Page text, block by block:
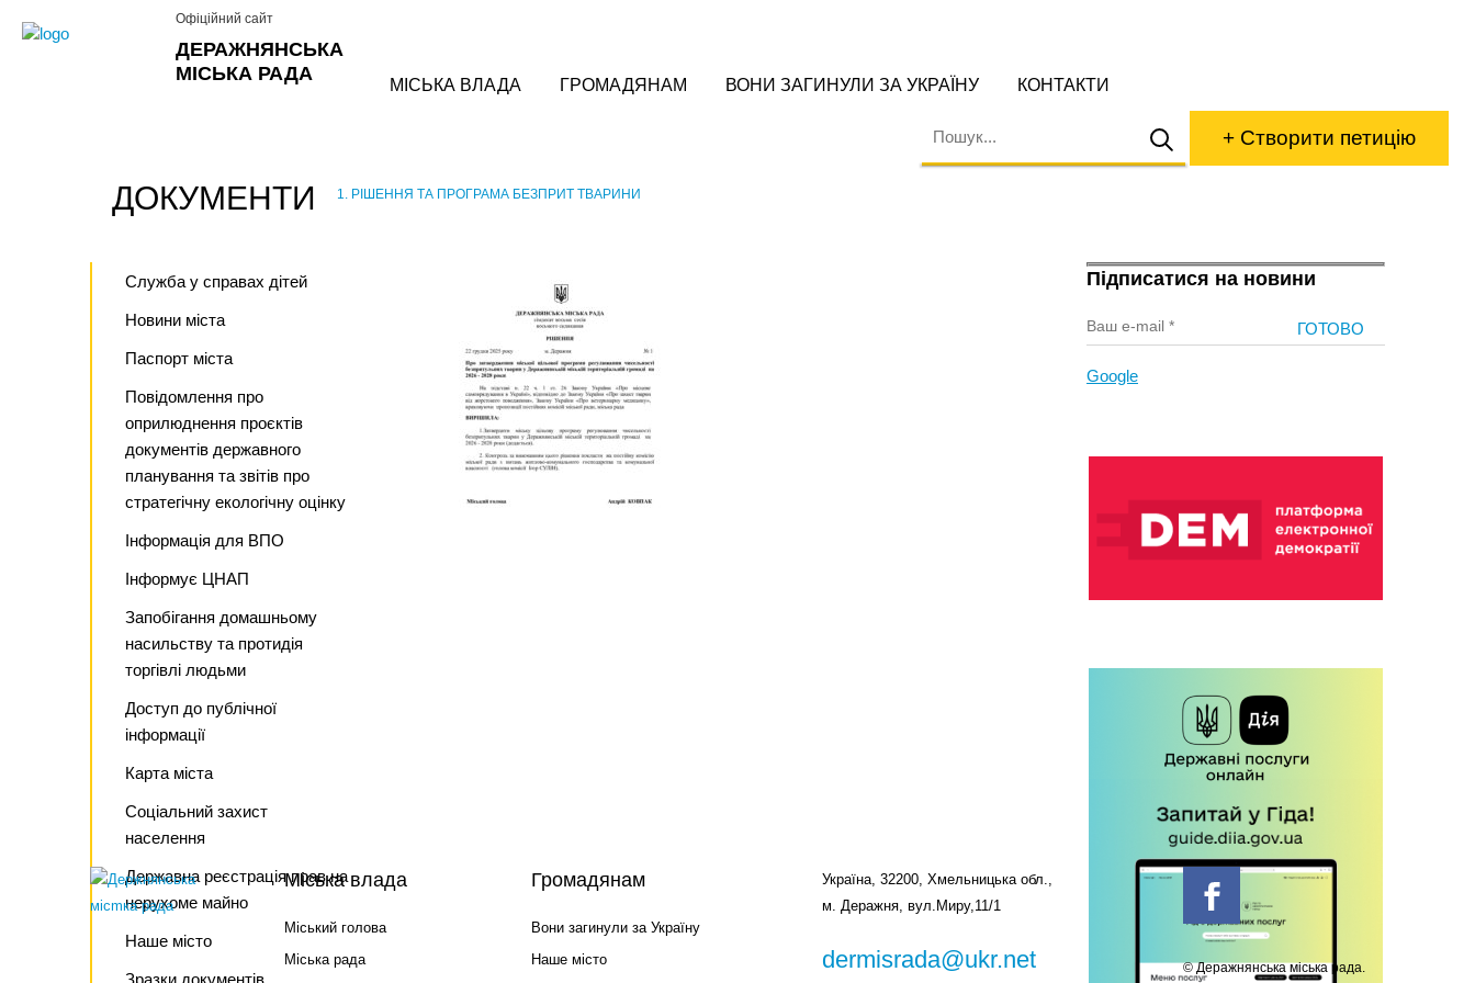
ДЕРАЖНЯНСЬКА
МІСЬКА РАДА
Офіційний сайт
МІСЬКА ВЛАДА ГРОМАДЯНАМ ВОНИ ЗАГИНУЛИ ЗА УКРАЇНУ КОНТАКТИ
+ Створити петицію
ДОКУМЕНТИ 1. РІШЕННЯ ТА ПРОГРАМА БЕЗПРИТ ТВАРИНИ
Служба у справах дітей
Новини міста
Паспорт міста
Повідомлення про
оприлюднення проєктів
документів державного
планування та звітів про
стратегічну екологічну оцінку
Інформація для ВПО
Інформує ЦНАП
Запобігання домашньому
насильству та протидія
торгівлі людьми
Доступ до публічної
інформації
Карта міста
Соціальний захист
населення
Державна реєстрація прав на
нерухоме майно
Наше місто
Зразки документів
Підписатися на новини
Google
Міська влада
Міський голова
Міська рада
Громадянам
Вони загинули за Україну
Наше місто
Україна, 32200, Хмельницька обл.,
м. Деражня, вул.Миру,11/1
dermisrada@ukr.net
© Деражнянська міська рада.